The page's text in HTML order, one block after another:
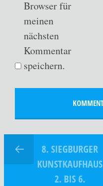
Browser für
meinen
nächsten
Kommentar
speichern.
8. SIEGBURGER
KUNSTKAUFHAUS
2. BIS 6.